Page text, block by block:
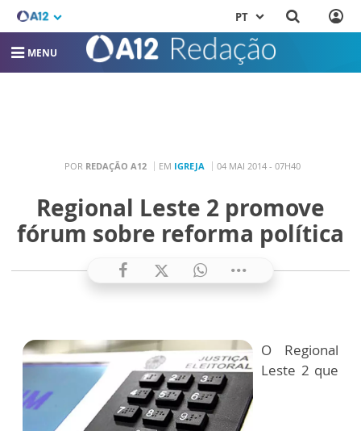
PT
MENU
POR REDAÇÃO A12 EM IGREJA 04 MAI 2014 - 07H40
Regional Leste 2 promove
fórum sobre reforma política
O Regional
Leste 2 que